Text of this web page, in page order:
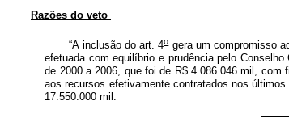
Razões do veto
“A inclusão do art. 4ogera um compromisso
efetuada com equilíbrio e prudência pelo
de 2000 a 2006, que foi de R$ 4.086.046 mil, com
aos recursos efetivamente contratados nos
17.550.000 mil.